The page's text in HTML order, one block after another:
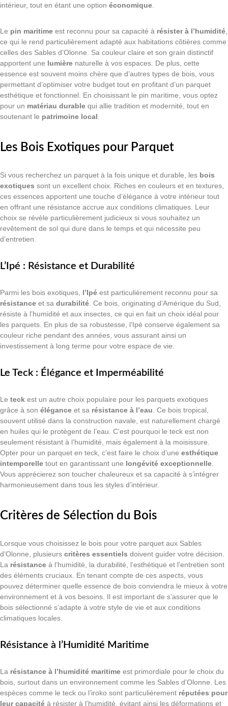
intérieur, tout en étant une option économique.
Le pin maritime est reconnu pour sa capacité à résister à l’humidité,
ce qui le rend particulièrement adapté aux habitations côtières comme
celles des Sables d’Olonne. Sa couleur claire et son grain distinctif
apportent une lumière naturelle à vos espaces. De plus, cette
essence est souvent moins chère que d’autres types de bois, vous
permettant d’optimiser votre budget tout en profitant d’un parquet
esthétique et fonctionnel. En choisissant le pin maritime, vous optez
pour un matériau durable qui allie tradition et modernité, tout en
soutenant le patrimoine local.
Les Bois Exotiques pour Parquet
Si vous recherchez un parquet à la fois unique et durable, les bois
exotiques sont un excellent choix. Riches en couleurs et en textures,
ces essences apportent une touche d’élégance à votre intérieur tout
en offrant une résistance accrue aux conditions climatiques. Leur
choix se révèle particulièrement judicieux si vous souhaitez un
revêtement de sol qui dure dans le temps et qui nécessite peu
d’entretien.
L’Ipé : Résistance et Durabilité
Parmi les bois exotiques, l’Ipé est particulièrement reconnu pour sa
résistance et sa durabilité. Ce bois, originating d’Amérique du Sud,
résiste à l’humidité et aux insectes, ce qui en fait un choix idéal pour
les parquets. En plus de sa robustesse, l’Ipé conserve également sa
couleur riche pendant des années, vous assurant ainsi un
investissement à long terme pour votre espace de vie.
Le Teck : Élégance et Imperméabilité
Le teck est un autre choix populaire pour les parquets exotiques
grâce à son élégance et sa résistance à l’eau. Ce bois tropical,
souvent utilisé dans la construction navale, est naturellement chargé
en huiles qui le protègent de l’eau. C’est pourquoi le teck est non
seulement résistant à l’humidité, mais également à la moisissure.
Opter pour un parquet en teck, c’est faire le choix d’une esthétique
intemporelle tout en garantissant une longévité exceptionnelle.
Vous apprécierez son toucher chaleureux et sa capacité à s’intégrer
harmonieusement dans tous les styles d’intérieur.
Critères de Sélection du Bois
Lorsque vous choisissez le bois pour votre parquet aux Sables
d’Olonne, plusieurs critères essentiels doivent guider votre décision.
La résistance à l’humidité, la durabilité, l’esthétique et l’entretien sont
des éléments cruciaux. En tenant compte de ces aspects, vous
pouvez déterminer quelle essence de bois conviendra le mieux à votre
environnement et à vos besoins. Il est important de s’assurer que le
bois sélectionné s’adapte à votre style de vie et aux conditions
climatiques locales.
Résistance à l’Humidité Maritime
La résistance à l’humidité maritime est primordiale pour le choix du
bois, surtout dans un environnement comme les Sables d’Olonne. Les
espèces comme le teck ou l’iroko sont particulièrement réputées pour
leur capacité à résister à l’humidité, évitant ainsi les déformations et